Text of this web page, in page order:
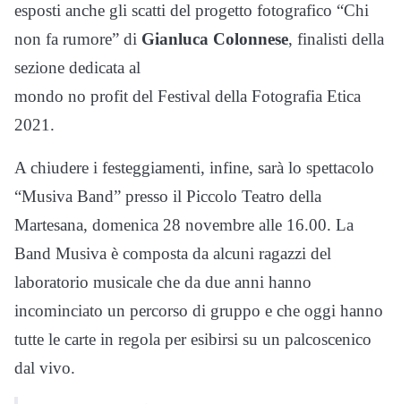
esposti anche gli scatti del progetto fotografico “Chi
non fa rumore” di Gianluca Colonnese, finalisti della
sezione dedicata al
mondo no profit del Festival della Fotografia Etica
2021.
A chiudere i festeggiamenti, infine, sarà lo spettacolo
“Musiva Band” presso il Piccolo Teatro della
Martesana, domenica 28 novembre alle 16.00. La
Band Musiva è composta da alcuni ragazzi del
laboratorio musicale che da due anni hanno
incominciato un percorso di gruppo e che oggi hanno
tutte le carte in regola per esibirsi su un palcoscenico
dal vivo.